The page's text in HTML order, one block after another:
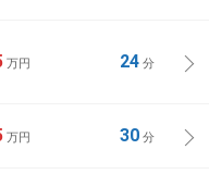
万円 24分
万円 30分